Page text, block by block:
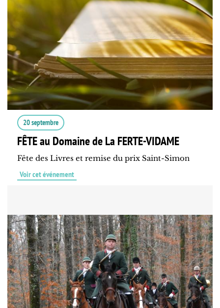
20 septembre
FÊTE au Domaine de La FERTE-VIDAME
Fête des Livres et remise du prix Saint-Simon
Voir cet événement